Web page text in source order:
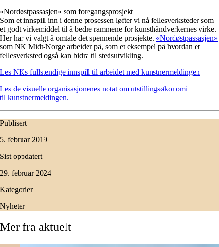
«Nordøstpassasjen» som foregangsprosjekt
Som et innspill inn i denne prosessen løfter vi nå fellesverksteder som
et godt virkemiddel til å bedre rammene for kunsthåndverkernes virke.
Her har vi valgt å omtale det spennende prosjektet «Nordøstpassasjen»
som NK Midt-Norge arbeider på, som et eksempel på hvordan et
fellesverksted også kan bidra til stedsutvikling.
Les NKs fullstendige innspill til arbeidet med kunstnermeldingen
Les de visuelle organisasjonenes notat om utstillingsøkonomi
til kunstnermeldingen.
Publisert
5. februar 2019
Sist oppdatert
29. februar 2024
Kategorier
Nyheter
Mer fra aktuelt